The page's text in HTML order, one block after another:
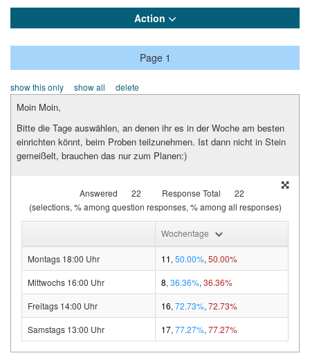
Action
Page 1
show this only show all delete
Moin Moin,
Bitte die Tage auswählen, an denen ihr es in der Woche am besten
einrichten könnt, beim Proben teilzunehmen. Ist dann nicht in Stein
gemeißelt, brauchen das nur zum Planen:)
Answered 22 Response Total
22
(selections, % among question responses, % among all responses)
Wochentage
Montags 18:00 Uhr 11, 50.00%, 50.00%
Mittwochs 16:00 Uhr
8, 36.36%, 36.36%
Freitags 14:00 Uhr
16, 72.73%, 72.73%
Samstags 13:00 Uhr
17, 77.27%, 77.27%